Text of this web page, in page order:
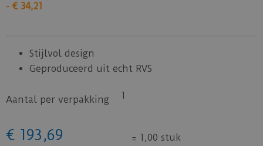
- € 34,21
Stijlvol design
Geproduceerd uit echt RVS
Aantal per verpakking 1
€ 193 ,69 = 1,00 stuk